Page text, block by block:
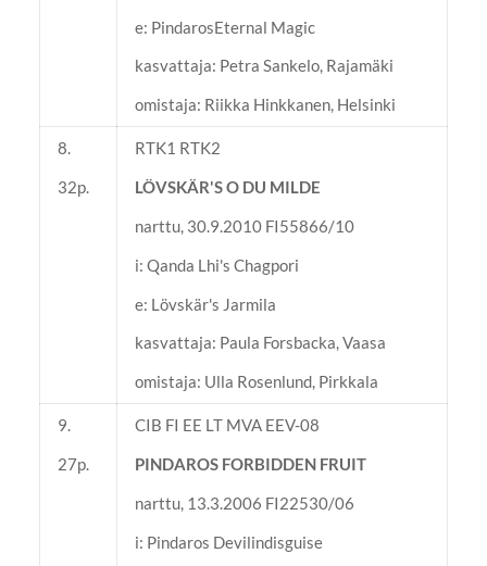
e: PindarosEternal Magic
kasvattaja: Petra Sankelo, Rajamäki
omistaja: Riikka Hinkkanen, Helsinki
8.
32p.
RTK1 RTK2
LÖVSKÄR'S O DU MILDE
narttu, 30.9.2010 FI55866/10
i: Qanda Lhi's Chagpori
e: Lövskär's Jarmila
kasvattaja: Paula Forsbacka, Vaasa
omistaja: Ulla Rosenlund, Pirkkala
9.
27p.
CIB FI EE LT MVA EEV-08
PINDAROS FORBIDDEN FRUIT
narttu, 13.3.2006 FI22530/06
i: Pindaros Devilindisguise